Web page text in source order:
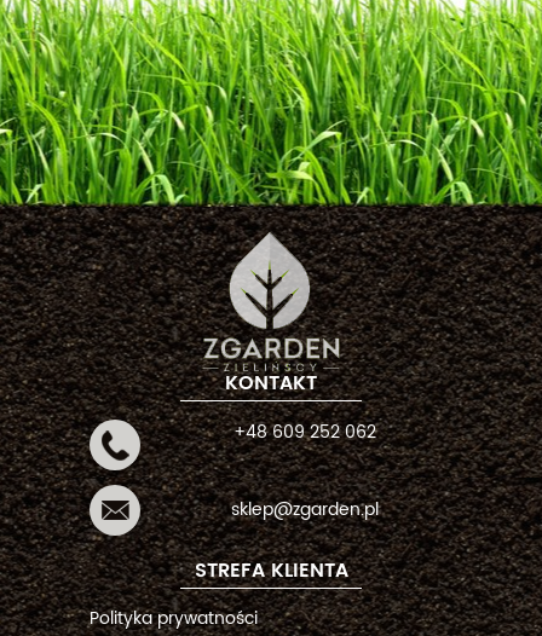
KONTAKT
+48 609 252 062
sklep@zgarden.pl
STREFA KLIENTA
Polityka prywatności